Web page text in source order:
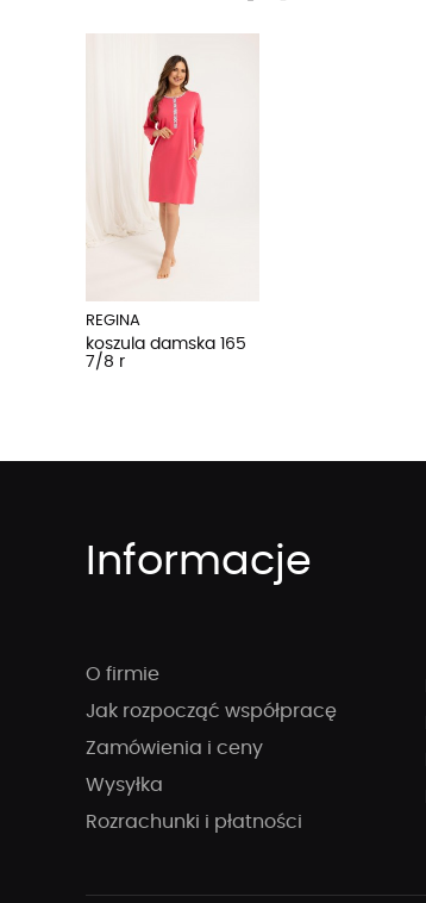
REGINA
koszula damska 165
7/8 r
Informacje
O firmie
Jak rozpocząć współpracę
Zamówienia i ceny
Wysyłka
Rozrachunki i płatności